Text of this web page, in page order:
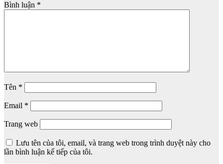
Bình luận *
Tên *
Email *
Trang web
Lưu tên của tôi, email, và trang web trong trình duyệt này cho
lần bình luận kế tiếp của tôi.